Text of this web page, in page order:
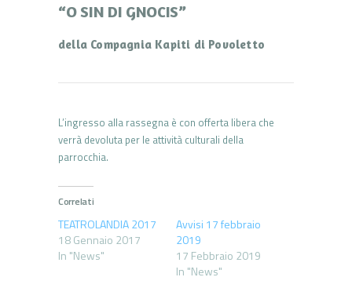
“O SIN DI GNOCIS”
della Compagnia Kapiti di Povoletto
L’ingresso alla rassegna è con offerta libera che
verrà devoluta per le attività culturali della
parrocchia.
Correlati
TEATROLANDIA 2017
18 Gennaio 2017
In "News"
Avvisi 17 febbraio
2019
17 Febbraio 2019
In "News"